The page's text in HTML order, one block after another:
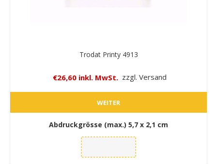
Trodat Printy 4913
€26,60 inkl. MwSt. zzgl. Versand
WEITER
Abdruckgrösse (max.) 5,7 x 2,1 cm